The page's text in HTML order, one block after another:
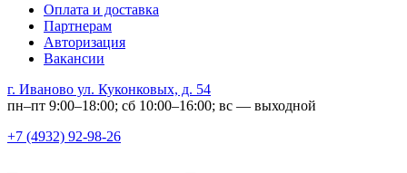
Оплата и доставка
Партнерам
Авторизация
Вакансии
г. Иваново ул. Куконковых, д. 54
пн–пт 9:00–18:00; сб 10:00–16:00; вс — выходной
+7 (4932) 92-98-26